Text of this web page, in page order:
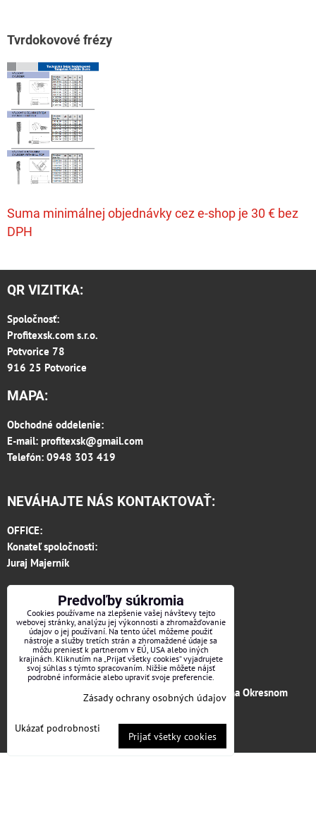
Tvrdokovové frézy
Suma minimálnej objednávky cez e-shop je 30 € bez
DPH
QR VIZITKA:
Spoločnosť:
Profitexsk.com s.r.o.
Potvorice 78
916 25 Potvorice
MAPA:
Obchodné oddelenie:
E-mail: profitexsk@gmail.com
Telefón: 0948 303 419
NEVÁHAJTE NÁS KONTAKTOVAŤ:
OFFICE:
Konateľ spoločnosti:
Juraj Majerník
profitexsk@gmail.com
Telefón:0948 303 419
Fakturačné oddelenie:
invoice.profitexsk@gmail.com
IČO: 36313157
IČ DPH: SK 2020182615
Firma je zapísaná v obchodnom registri vedenom na Okresnom
Predvoľby súkromia
Cookies používame na zlepšenie vašej návštevy tejto
webovej stránky, analýzu jej výkonnosti a zhromažďovanie
údajov o jej používaní. Na tento účel môžeme použiť
nástroje a služby tretích strán a zhromaždené údaje sa
môžu preniesť k partnerom v EÚ, USA alebo iných
krajinách. Kliknutím na „Prijať všetky cookies“ vyjadrujete
svoj súhlas s týmto spracovaním. Nižšie môžete nájsť
podrobné informácie alebo upraviť svoje preferencie.
Zásady ochrany osobných údajov
Ukázať podrobnosti
Prijať všetky cookies